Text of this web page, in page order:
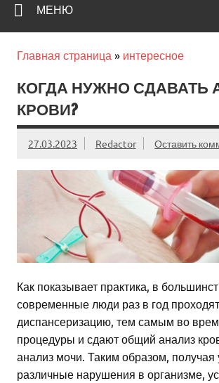
МЕНЮ
Главная страница » интересное
КОГДА НУЖНО СДАВАТЬ
КРОВИ?
27.03.2023 Redactor Оставить
Как показывает практика, в
современные люди раз в год проходят
диспансеризацию, тем самым во
процедуры и сдают общий анализ
анализ мочи. Таким образом, получая
различные нарушения в организме,